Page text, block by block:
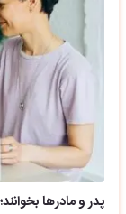
پدر و مادرها